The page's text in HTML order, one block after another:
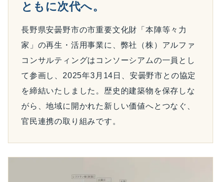
ともに次代へ。
長野県安曇野市の市重要文化財「本陣等々力
家」の再生・活用事業に、弊社（株）アルファ
コンサルティングはコンソーシアムの一員とし
て参画し、2025年3月14日、安曇野市との協定
を締結いたしました。歴史的建築物を保存しな
がら、地域に開かれた新しい価値へとつなぐ、
官民連携の取り組みです。